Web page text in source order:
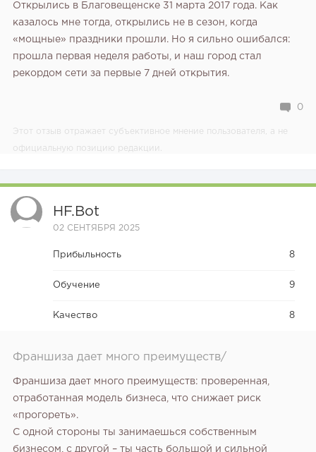
Открылись в Благовещенске 31 марта 2017 года. Как
казалось мне тогда, открылись не в сезон, когда
«мощные» праздники прошли. Но я сильно ошибался:
прошла первая неделя работы, и наш город стал
рекордом сети за первые 7 дней открытия.
0
Этот отзыв отражает субъективное мнение пользователя, а не
официальную позицию редакции.
HF.bot
02 СЕНТЯБРЯ 2025
Прибыльность 8
Обучение 9
Качество 8
Франшиза дает много преимуществ/
Франшиза дает много преимуществ: проверенная,
отработанная модель бизнеса, что снижает риск
«прогореть».
С одной стороны ты занимаешься собственным
бизнесом, с другой – ты часть большой и сильной